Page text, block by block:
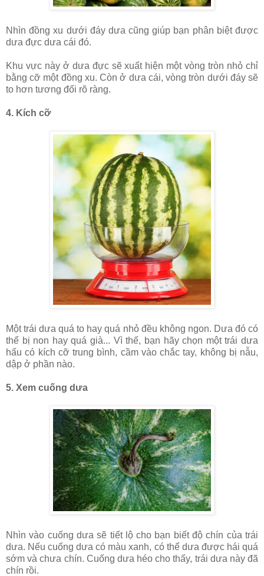
Nhìn đồng xu dưới đáy dưa cũng giúp bạn phân biệt được
dưa đực dưa cái đó.
Khu vực này ở dưa đực sẽ xuất hiện một vòng tròn nhỏ chỉ
bằng cỡ một đồng xu. Còn ở dưa cái, vòng tròn dưới đáy sẽ
to hơn tương đối rõ ràng.
4. Kích cỡ
Một trái dưa quá to hay quá nhỏ đều không ngon. Dưa đó có
thể bị non hay quá già... Vì thế, bạn hãy chọn một trái dưa
hấu có kích cỡ trung bình, cầm vào chắc tay, không bị nẫu,
dập ở phần nào.
5. Xem cuống dưa
Nhìn vào cuống dưa sẽ tiết lộ cho bạn biết độ chín của trái
dưa. Nếu cuống dưa có màu xanh, có thể dưa được hái quá
sớm và chưa chín. Cuống dưa héo cho thấy, trái dưa này đã
chín rồi.